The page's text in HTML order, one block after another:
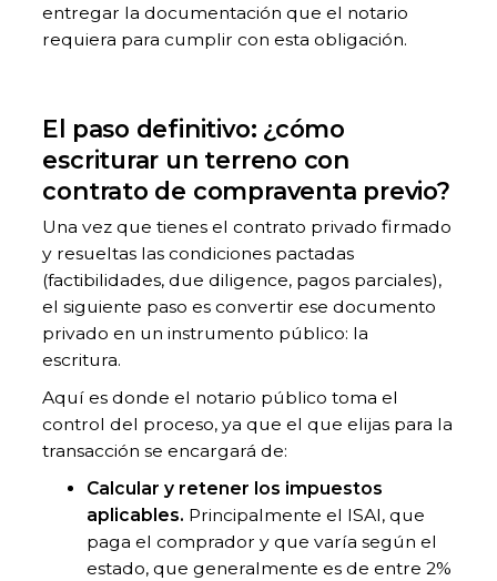
entregar la documentación que el notario
requiera para cumplir con esta obligación.
El paso definitivo: ¿cómo
escriturar un terreno con
contrato de compraventa previo?
Una vez que tienes el contrato privado firmado
y resueltas las condiciones pactadas
(factibilidades, due diligence, pagos parciales),
el siguiente paso es convertir ese documento
privado en un instrumento público: la
escritura.
Aquí es donde el notario público toma el
control del proceso, ya que el que elijas para la
transacción se encargará de:
Calcular y retener los impuestos
aplicables. Principalmente el ISAI, que
paga el comprador y que varía según el
estado, que generalmente es de entre 2%